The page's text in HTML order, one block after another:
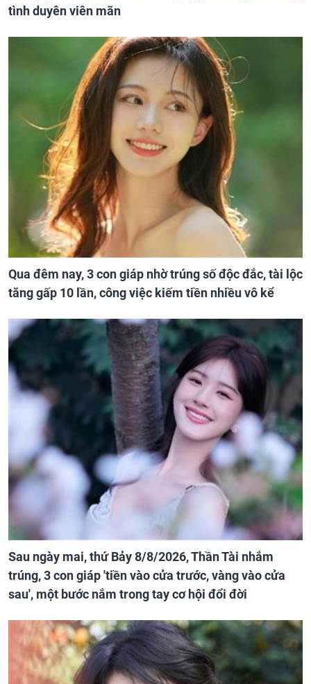
tình duyên viên mãn
Qua đêm nay, 3 con giáp nhờ trúng số độc đắc, tài lộc
tăng gấp 10 lần, công việc kiếm tiền nhiều vô kể
Sau ngày mai, thứ Bảy 8/8/2026, Thần Tài nhắm
trúng, 3 con giáp 'tiền vào cửa trước, vàng vào cửa
sau', một bước nắm trong tay cơ hội đổi đời